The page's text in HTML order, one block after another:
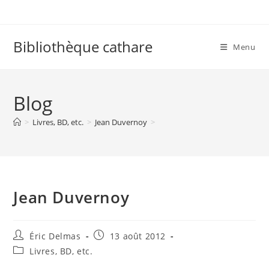
Bibliothèque cathare Menu
Blog
> Livres, BD, etc. > Jean Duvernoy >
Jean Duvernoy
Auteur/autrice
de
la
Éric Delmas
Publication
13 août 2012
PostLivres, BD, etc.